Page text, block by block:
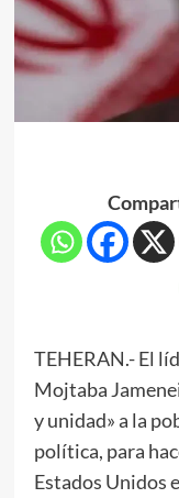
TEHERAN.- El
Mojtaba
y unidad» a la
política, para
Estados Unidos